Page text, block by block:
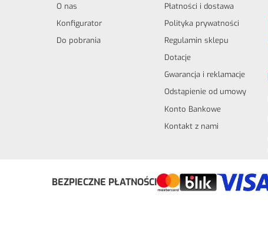
O nas
Konfigurator
Do pobrania
Płatności i dostawa
Polityka prywatności
Regulamin sklepu
Dotacje
Gwarancja i reklamacje
Odstąpienie od umowy
Konto Bankowe
Kontakt z nami
Odstąp od umowy tutaj
BEZPIECZNE PŁATNOŚCI